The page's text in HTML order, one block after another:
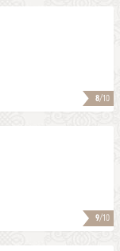
8/10
9/10